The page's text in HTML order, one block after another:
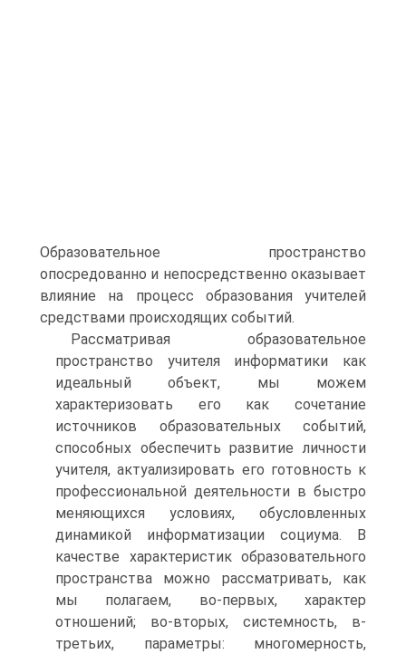
Образовательное пространство
опосредованно и непосредственно оказывает
влияние на процесс образования учителей
средствами происходящих событий.
Рассматривая образовательное
пространство учителя информатики как
идеальный объект, мы можем
характеризовать его как сочетание
источников образовательных событий,
способных обеспечить развитие личности
учителя, актуализировать его готовность к
профессиональной деятельности в быстро
меняющихся условиях, обусловленных
динамикой информатизации социума. В
качестве характеристик образовательного
пространства можно рассматривать, как
мы полагаем, во-первых, характер
отношений; во-вторых, системность, в-
третьих, параметры: многомерность,